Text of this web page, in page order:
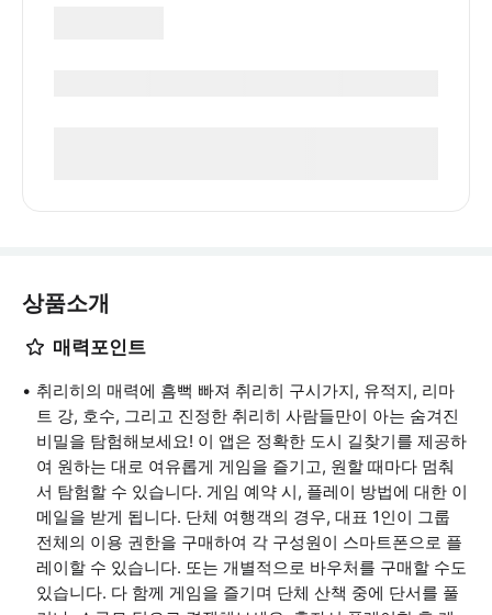
상품소개
매력포인트
취리히의 매력에 흠뻑 빠져 취리히 구시가지, 유적지, 리마
트 강, 호수, 그리고 진정한 취리히 사람들만이 아는 숨겨진
비밀을 탐험해보세요! 이 앱은 정확한 도시 길찾기를 제공하
여 원하는 대로 여유롭게 게임을 즐기고, 원할 때마다 멈춰
서 탐험할 수 있습니다. 게임 예약 시, 플레이 방법에 대한 이
메일을 받게 됩니다. 단체 여행객의 경우, 대표 1인이 그룹
전체의 이용 권한을 구매하여 각 구성원이 스마트폰으로 플
레이할 수 있습니다. 또는 개별적으로 바우처를 구매할 수도
있습니다. 다 함께 게임을 즐기며 단체 산책 중에 단서를 풀